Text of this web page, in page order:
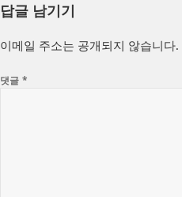
일
이
답글 남기기
이메일 주소는 공개되지 않습니다.
댓글*